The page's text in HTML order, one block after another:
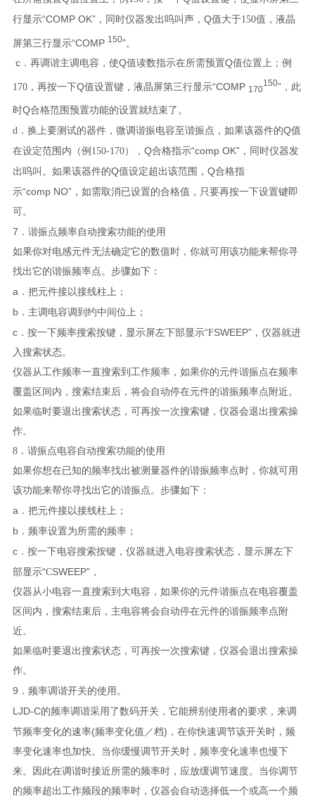
行显示“COMP OK”，同时仪器发出呜叫声， Q值大于150值，液晶
屏第三行显示“COMP 150”。
c．再调谐主调电容，使Q值读数指示在所需预置Q值位置上；例
170，再按一下Q值设置键，液晶屏第三行显示“COMP 170
150”，此
时Q合格范围预置功能的设置就结束了。
d．换上要测试的器件，微调谐振电容至谐振点，如果该器件的Q值
在设定范围内（例150-170）， Q合格指示“comp OK”，同时仪器发
出呜叫。如果该器件的Q值设定超出该范围， Q合格指
示“comp NO”，如需取消已设置的合格值，只要再按一下设置键即
可。
7 ．谐振点频率自动搜索功能的使用
如果你对电感元件无法确定它的数值时，你就可用该功能来帮你寻
找出它的谐振频率点。步骤如下：
a ．把元件接以接线柱上；
b．主调电容调到约中间位上；
c．按一下频率搜索按键，显示屏左下部显示“FSWEEP”，仪器就进
入搜索状态。
仪器从工作频率一直搜索到工作频率，如果你的元件谐振点在频率
覆盖区间内，搜索结束后，将会自动停在元件的谐振频率点附近。
如果临时要退出搜索状态，可再按一次搜索键，仪器会退出搜索操
作。
8．谐振点电容自动搜索功能的使用
如果你想在已知的频率找出被测量器件的谐振频率点时，你就可用
该功能来帮你寻找出它的谐振点。步骤如下：
a ．把元件接以接线柱上；
b．频率设置为所需的频率；
c．按一下电容搜索按键，仪器就进入电容搜索状态，显示屏左下
部显示“CSWEEP”，
仪器从小电容一直搜索到大电容，如果你的元件谐振点在电容覆盖
区间内，搜索结束后，主电容将会自动停在元件的谐振频率点附
近。
如果临时要退出搜索状态，可再按一次搜索键，仪器会退出搜索操
作。
9 ．频率调谐开关的使用。
LJD-C的频率调谐采用了数码开关，它能辨别使用者的要求，来调
节频率变化的速率(频率变化值／档) ，在你快速调节该开关时，频
率变化速率也加快。当你缓慢调节开关时，频率变化速率也慢下
来。因此在调谐时接近所需的频率时，应放缓调节速度。当你调节
的频率超出工作频段的频率时，仪器会自动选择低一个或高一个频